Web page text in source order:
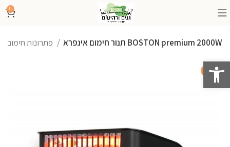
פתח סרגל נגישות
0
תנור חימום אינפרא BOSTON premium 2000W
-25%